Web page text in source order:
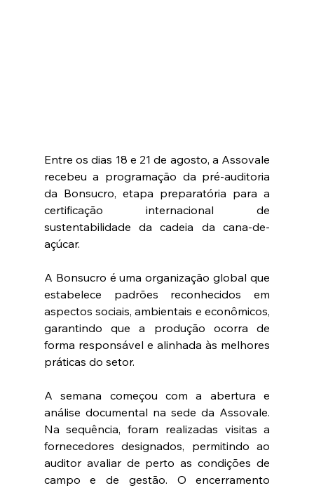
Entre os dias 18 e 21 de agosto, a Assovale
recebeu a programação da pré-auditoria
da Bonsucro, etapa preparatória para a
certificação internacional de
sustentabilidade da cadeia da cana-de-
açúcar.
A Bonsucro é uma organização global que
estabelece padrões reconhecidos em
aspectos sociais, ambientais e econômicos,
garantindo que a produção ocorra de
forma responsável e alinhada às melhores
práticas do setor.
A semana começou com a abertura e
análise documental na sede da Assovale.
Na sequência, foram realizadas visitas a
fornecedores designados, permitindo ao
auditor avaliar de perto as condições de
campo e de gestão. O encerramento